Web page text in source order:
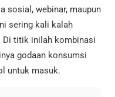
sosial, webinar, maupun
sering kali kalah
Di titik inilah kombinasi
godaan konsumsi
untuk masuk.